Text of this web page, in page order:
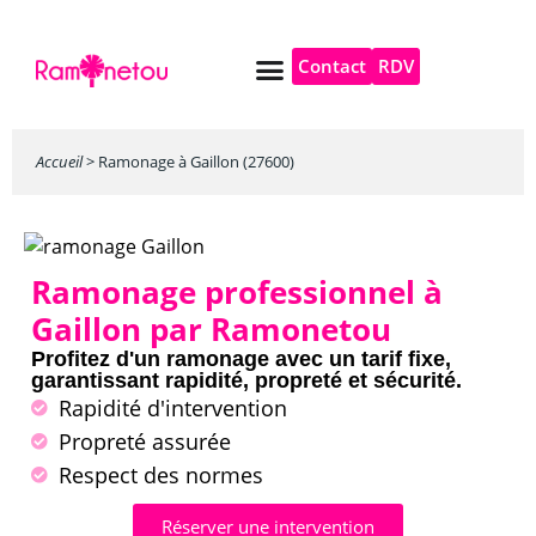
Contact RDV
Accueil> Ramonage à Gaillon (27600)
Ramonage professionnel à
Gaillon par Ramonetou
Profitez d'un ramonage avec un tarif fixe,
garantissant rapidité, propreté et sécurité.
Rapidité d'intervention
Propreté assurée
Respect des normes
Réserver une intervention